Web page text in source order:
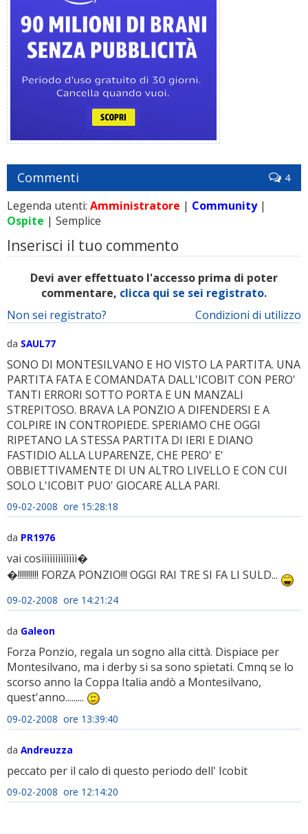
Commenti 4
Legenda utenti: Amministratore | Community|
Ospite | Semplice
Inserisci il tuo commento
Devi aver effettuato l'accesso prima di poter
commentare, clicca qui se sei registrato.
Condizioni di utilizzo
Non sei registrato?
da SAUL77
SONO DI MONTESILVANO E HO VISTO LA PARTITA. UNA
PARTITA FATA E COMANDATA DALL'ICOBIT CON PERO'
TANTI ERRORI SOTTO PORTA E UN MANZALI
STREPITOSO. BRAVA LA PONZIO A DIFENDERSI E A
COLPIRE IN CONTROPIEDE. SPERIAMO CHE OGGI
RIPETANO LA STESSA PARTITA DI IERI E DIANO
FASTIDIO ALLA LUPARENZE, CHE PERO' E'
OBBIETTIVAMENTE DI UN ALTRO LIVELLO E CON CUI
SOLO L'ICOBIT PUO' GIOCARE ALLA PARI.
09-02-2008 ore 15:28:18
da PR1976
vai cosììììììììììììì�
�!!!!!!!!!! FORZA PONZIO!!! OGGI RAI TRE SI FA LI SULD...
09-02-2008 ore 14:21:24
da Galeon
Forza Ponzio, regala un sogno alla città. Dispiace per
Montesilvano, ma i derby si sa sono spietati. Cmnq se lo
scorso anno la Coppa Italia andò a Montesilvano,
quest'anno.........
09-02-2008 ore 13:39:40
da Andreuzza
peccato per il calo di questo periodo dell' Icobit
09-02-2008 ore 12:14:20